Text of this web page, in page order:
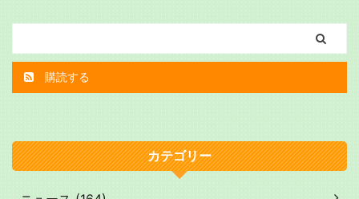
購読する
カテゴリー